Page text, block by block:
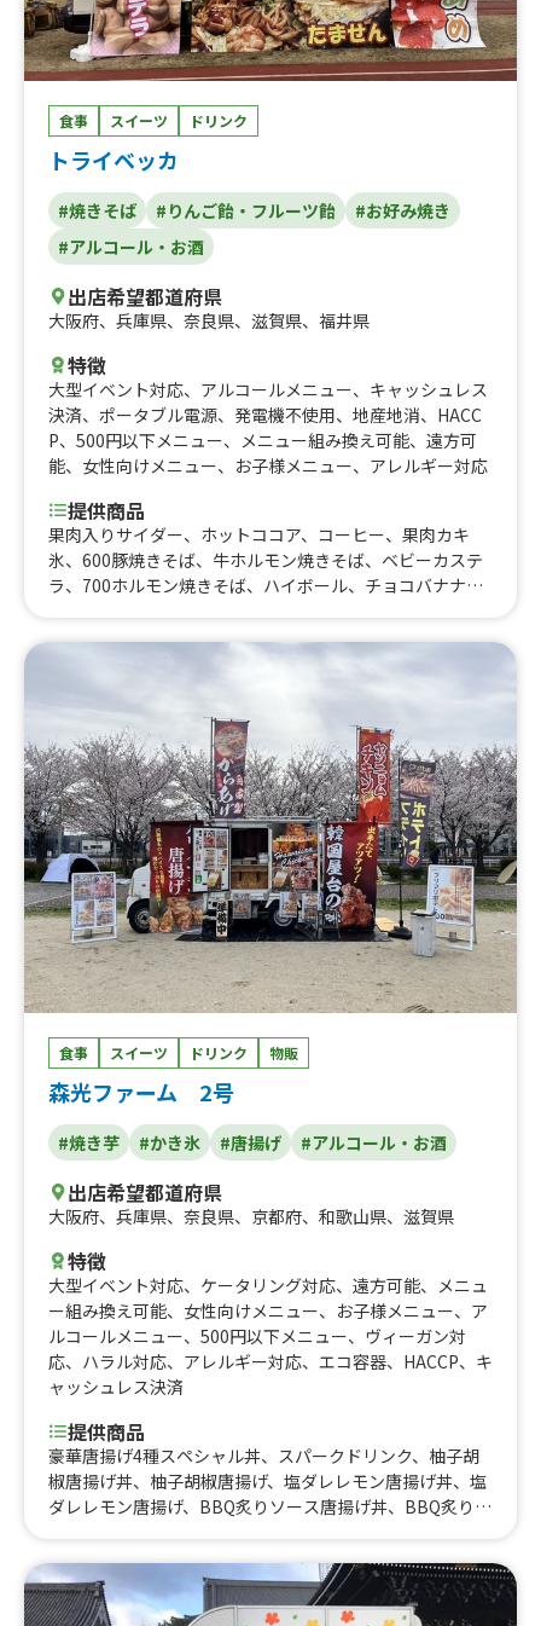
食事 スイーツ ドリンク
トライベッカ
#焼きそば #りんご飴・フルーツ飴
#お好み焼き
#アルコール・お酒
出店希望都道府県
大阪府、 兵庫県、 奈良県、 滋賀県、 福井県
特徴
大型イベント対応、 アルコールメニュー、 キャッシュレス
決済、 ポータブル電源、 発電機不使用、 地産地消、 HACC
P、 500円以下メニュー、 メニュー組み換え可能、 遠方可
能、 女性向けメニュー、 お子様メニュー、 アレルギー対応
提供商品
果肉入りサイダー、ホットココア、コーヒー、果肉カキ
氷、600豚焼きそば、牛ホルモン焼きそば、ベビーカステ
ラ、700ホルモン焼きそば、ハイボール、チョコバナナ、
いちご、ぶどう飴、冷凍フルーツ串、たません、レモンサ
ワー、ビール、豚焼きそば、ホルモン焼き、ガリガリ君サ
イダー、フランクフルト、果実入りカキ氷
食事 スイーツ ドリンク 物販
森光ファーム 2号
#焼き芋 #かき氷 #唐揚げ #アルコール・お酒
出店希望都道府県
大阪府、 兵庫県、 奈良県、 京都府、 和歌山県、 滋賀県
特徴
大型イベント対応、 ケータリング対応、 遠方可能、
メニュ
ー組み換え可能、 女性向けメニュー、 お子様メニュー、 ア
ルコールメニュー、 500円以下メニュー、 ヴィーガン対
応、 ハラル対応、 アレルギー対応、 エコ容器、 HACCP、 キ
ャッシュレス決済
提供商品
豪華唐揚げ4種スペシャル丼、スパークドリンク、柚子胡
椒唐揚げ丼、柚子胡椒唐揚げ、塩ダレレモン唐揚げ丼、塩
ダレレモン唐揚げ、BBQ炙りソース唐揚げ丼、BBQ炙りソ
ニョムチキン、フリフリチキン、ハワイアン唐揚げ、フリ
フリポテト、ビール、フリフリチキン丼、からマヨ丼、ウ